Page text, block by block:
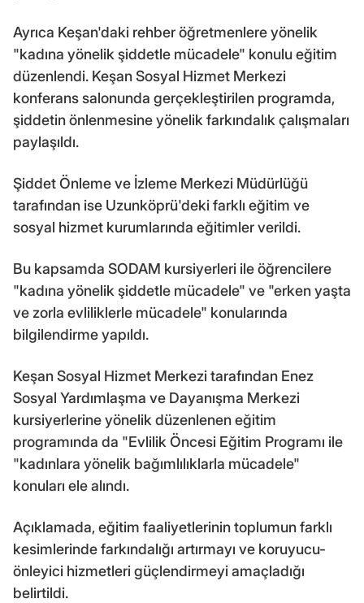
Ayrıca Keşan'daki rehber öğretmenlere yönelik
"kadına yönelik şiddetle mücadele" konulu eğitim
düzenlendi. Keşan Sosyal Hizmet Merkezi
konferans salonunda gerçekleştirilen programda,
şiddetin önlenmesine yönelik farkındalık çalışmaları
paylaşıldı.
Şiddet Önleme ve İzleme Merkezi Müdürlüğü
tarafından ise Uzunköprü'deki farklı eğitim ve
sosyal hizmet kurumlarında eğitimler verildi.
Bu kapsamda SODAM kursiyerleri ile öğrencilere
"kadına yönelik şiddetle mücadele" ve "erken yaşta
ve zorla evliliklerle mücadele" konularında
bilgilendirme yapıldı.
Keşan Sosyal Hizmet Merkezi tarafından Enez
Sosyal Yardımlaşma ve Dayanışma Merkezi
kursiyerlerine yönelik düzenlenen eğitim
programında da "Evlilik Öncesi Eğitim Programı ile
"kadınlara yönelik bağımlılıklarla mücadele"
konuları ele alındı.
Açıklamada, eğitim faaliyetlerinin toplumun farklı
kesimlerinde farkındalığı artırmayı ve koruyucu-
önleyici hizmetleri güçlendirmeyi amaçladığı
belirtildi.